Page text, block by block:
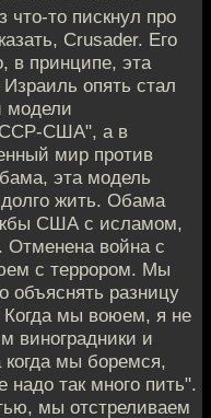
то пискнул про
Crusader. Его
в принципе, эта
опять стал
модели
США", а в
мир против
эта модель
долго жить. Обама
США с исламом,
Отменена война с
с террором. Мы
объяснять разницу
мы воюем, я не
виноградники и
мы боремся,
так много пить".
мы отстреливаем